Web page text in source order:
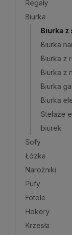
Regały
Biurka
Biurka z
Biurka
Biurka z
Biurka z
Biurka
Biurka
Stelaże
biurek
Sofy
Łózka
Narożniki
Pufy
Fotele
Hokery
Krzesła